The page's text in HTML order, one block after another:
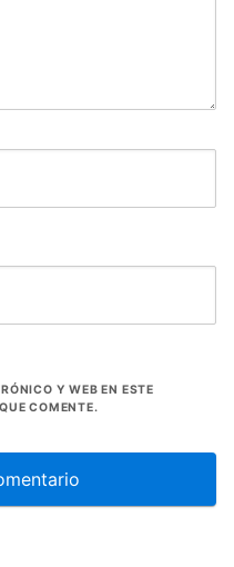
Y WEB EN ESTE
COMENTE.